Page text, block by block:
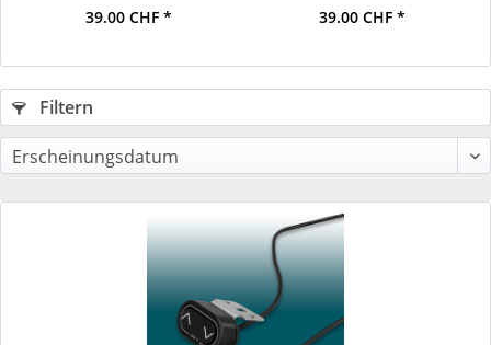
39.00 CHF * 39.00 CHF *
Filtern